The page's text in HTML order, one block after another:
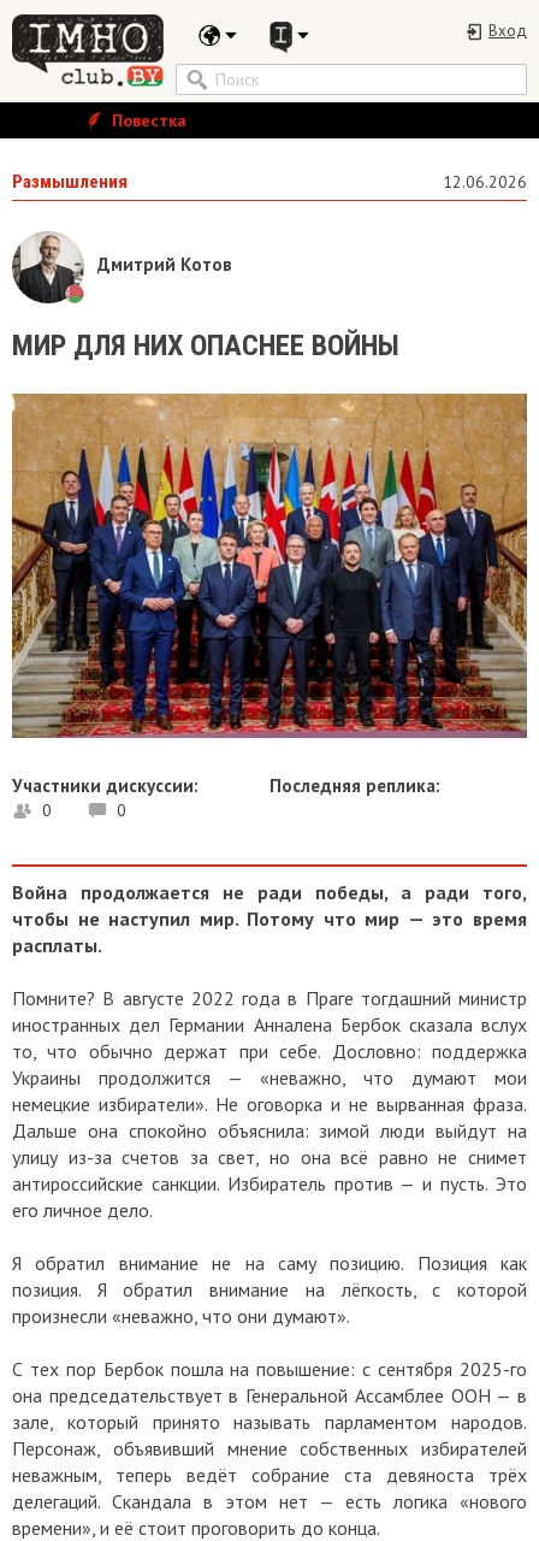
Вход
Повестка
Размышления 12.06.2026
Дмитрий Котов
МИР ДЛЯ НИХ ОПАСНЕЕ ВОЙНЫ
Участники дискуссии:
0 0
Последняя реплика:
Война продолжается не ради победы, а ради того,
чтобы не наступил мир. Потому что мир — это время
расплаты.
Помните? В августе 2022 года в Праге тогдашний министр
иностранных дел Германии Анналена Бербок сказала вслух
то, что обычно держат при себе. Дословно: поддержка
Украины продолжится — «неважно, что думают мои
немецкие избиратели». Не оговорка и не вырванная фраза.
Дальше она спокойно объяснила: зимой люди выйдут на
улицу из-за счетов за свет, но она всё равно не снимет
антироссийские санкции. Избиратель против — и пусть. Это
его личное дело.
Я обратил внимание не на саму позицию. Позиция как
позиция. Я обратил внимание на лёгкость, с которой
произнесли «неважно, что они думают».
С тех пор Бербок пошла на повышение: с сентября 2025-го
она председательствует в Генеральной Ассамблее ООН — в
зале, который принято называть парламентом народов.
Персонаж, объявивший мнение собственных избирателей
неважным, теперь ведёт собрание ста девяноста трёх
делегаций. Скандала в этом нет — есть логика «нового
времени», и её стоит проговорить до конца.